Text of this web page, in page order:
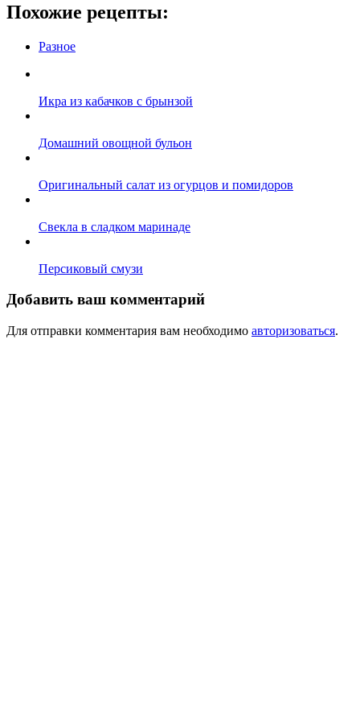
Похожие рецепты:
Разное
Икра из кабачков с брынзой
Домашний овощной бульон
Оригинальный салат из огурцов и помидоров
Свекла в сладком маринаде
Персиковый смузи
Добавить ваш комментарий
Для отправки комментария вам необходимо авторизоваться.